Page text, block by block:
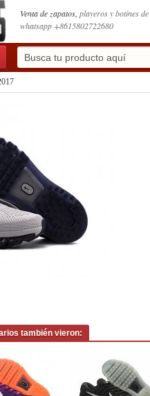
Venta de zapatos, playeros y botines
whatsapp +8615802722680
también vieron: